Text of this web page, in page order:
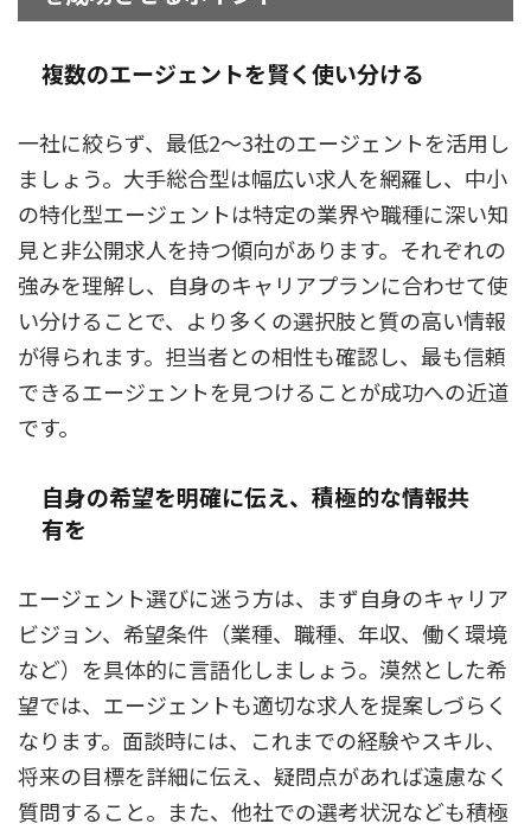
複数のエージェントを賢く使い分ける
一社に絞らず、最低2～3社のエージェントを活用し
ましょう。大手総合型は幅広い求人を網羅し、中小
の特化型エージェントは特定の業界や職種に深い知
見と非公開求人を持つ傾向があります。それぞれの
強みを理解し、自身のキャリアプランに合わせて使
い分けることで、より多くの選択肢と質の高い情報
が得られます。担当者との相性も確認し、最も信頼
できるエージェントを見つけることが成功への近道
です。
自身の希望を明確に伝え、積極的な情報共
有を
エージェント選びに迷う方は、まず自身のキャリア
ビジョン、希望条件（業種、職種、年収、働く環境
など）を具体的に言語化しましょう。漠然とした希
望では、エージェントも適切な求人を提案しづらく
なります。面談時には、これまでの経験やスキル、
将来の目標を詳細に伝え、疑問点があれば遠慮なく
質問すること。また、他社での選考状況なども積極